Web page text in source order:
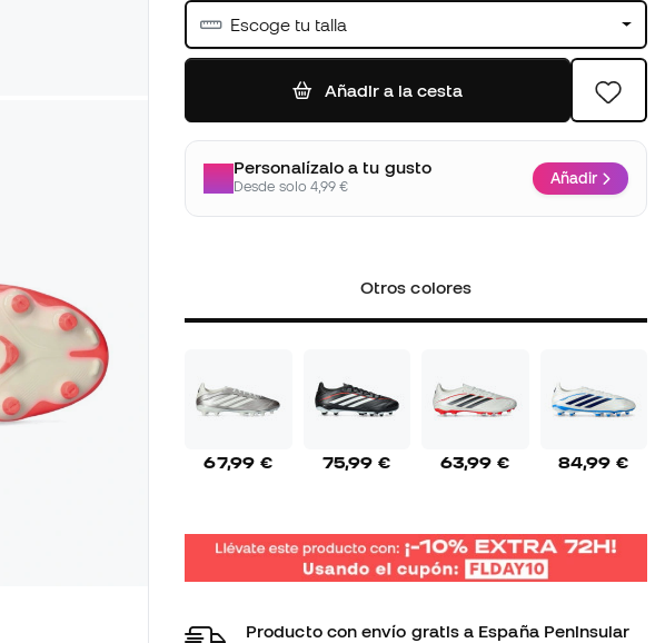
Escoge tu talla
Añadir a la cesta
Personalízalo a tu gusto
Desde solo 4,99 € Añadir
Otros colores
67,99 € 75,99 € 63,99 € 84,99 €
Producto con envío gratis a España Peninsular